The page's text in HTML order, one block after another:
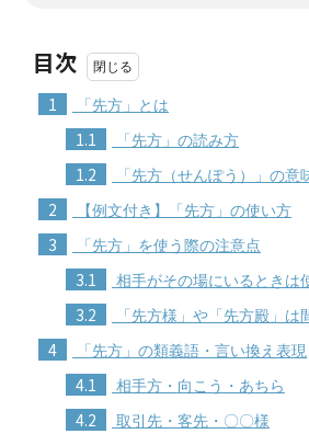
目次
1 「先方」とは
1.1 「先方」の読み方
1.2 「先方（せんぽう）」の意
2 【例文付き】「先方」の使い方
3 「先方」を使う際の注意点
3.1 相手がその場にいるときは
3.2 「先方様」や「先方殿」は
4 「先方」の類義語・言い換え表現
4.1 相手方・向こう・あちら
4.2 取引先・客先・〇〇様